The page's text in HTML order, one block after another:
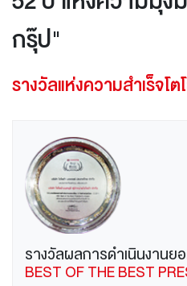
กรุ๊ป"
รางวัลแห่งความสำเร็จโต
รางวัลผลการดำเนินงานย
BEST OF THE BEST